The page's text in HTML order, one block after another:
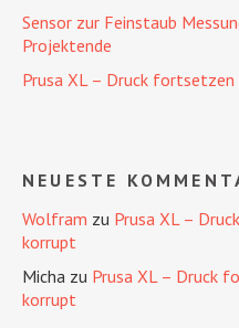
Sensor zur Feinstaub
Projektende
Prusa XL – Druck
NEUESTE
Wolfram zu Prusa XL –
korrupt
Micha zu Prusa XL – Druck
korrupt